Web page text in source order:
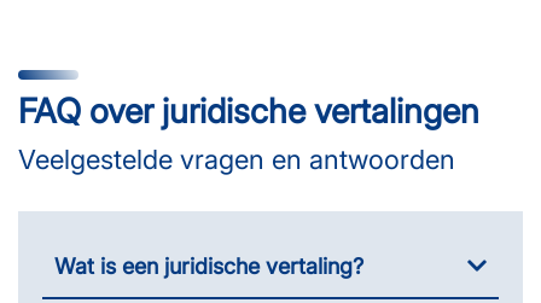
FAQ over juridische vertalingen
Veelgestelde vragen en antwoorden
Wat is een juridische vertaling?